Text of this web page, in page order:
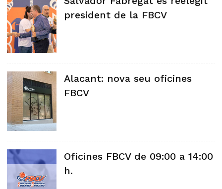
president de la FBCV
Alacant: nova seu oficines
FBCV
Oficines FBCV de 09:00 a 14:00
h.